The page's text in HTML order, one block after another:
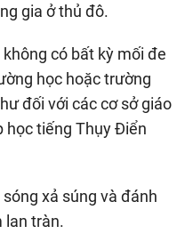
gia ở thủ đô.
có bất kỳ mối đe
học hoặc trường
đối với các cơ sở giáo
học tiếng Thụy Điển
xả súng và đánh
lan tràn.